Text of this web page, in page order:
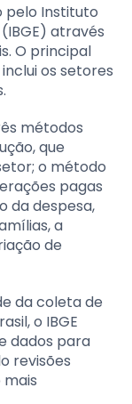
pelo Instituto
através
O principal
os setores
métodos
que
o método
pagas
da despesa,
a
de
da coleta de
o IBGE
dados para
revisões